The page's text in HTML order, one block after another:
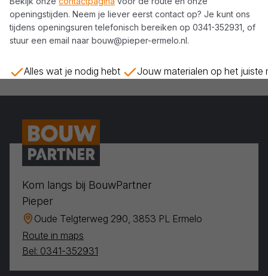
openingstijden. Neem je liever eerst contact op? Je kunt ons
tijdens openingsuren telefonisch bereiken op 0341-352931 , of
stuur een email naar bouw@pieper-ermelo.nl.
Alles wat je nodig hebt Jouw materialen op het juiste
Kom langs bij BouwPartner
Pieper
Oude Telgterweg 290, 3853 PL Ermelo
Route in maps
Bel: 0341-352931